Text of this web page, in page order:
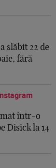
slăbit 22 de
fără
într-o
Disick la 14